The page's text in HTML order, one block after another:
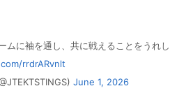
ムに袖を通し、共に戦えることをうれし
rrdrARvnlt
June 1, 2026